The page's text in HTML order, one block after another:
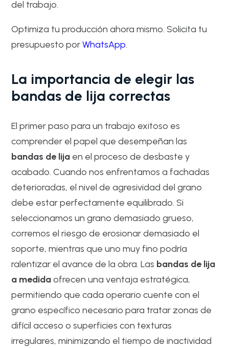
del trabajo.
Optimiza tu producción ahora mismo. Solicita tu
presupuesto porWhatsApp.
La importancia de elegir las
bandas de lija correctas
El primer paso para un trabajo exitoso es
comprender el papel que desempeñan las
bandas de lija en el proceso de desbaste y
acabado. Cuando nos enfrentamos a fachadas
deterioradas, el nivel de agresividad del grano
debe estar perfectamente equilibrado. Si
seleccionamos un grano demasiado grueso,
corremos el riesgo de erosionar demasiado el
soporte, mientras que uno muy fino podría
ralentizar el avance de la obra. Las bandas de lija
a medidaofrecen una ventaja estratégica,
permitiendo que cada operario cuente con el
grano específico necesario para tratar zonas de
difícil acceso o superficies con texturas
irregulares, minimizando el tiempo de inactividad